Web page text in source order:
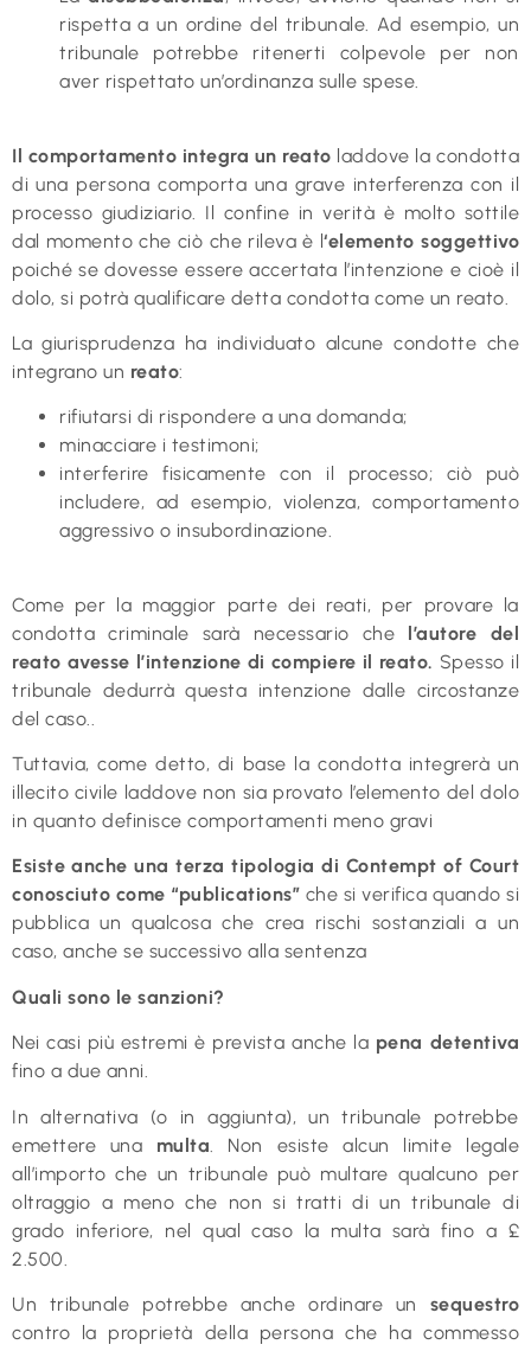
rispetta a un ordine del tribunale. Ad esempio, un
tribunale potrebbe ritenerti colpevole per non
aver rispettato un’ordinanza sulle spese.
Il comportamento integra un reato laddove la condotta
di una persona comporta una grave interferenza con il
processo giudiziario. Il confine in verità è molto sottile
dal momento che ciò che rileva è l‘elemento soggettivo
poiché se dovesse essere accertata l’intenzione e cioè il
dolo, si potrà qualificare detta condotta come un reato.
La giurisprudenza ha individuato alcune condotte che
integrano un reato:
rifiutarsi di rispondere a una domanda;
minacciare i testimoni;
interferire fisicamente con il processo; ciò può
includere, ad esempio, violenza, comportamento
aggressivo o insubordinazione.
Come per la maggior parte dei reati, per provare la
condotta criminale sarà necessario che l’autore del
reato avesse l’intenzione di compiere il reato. Spesso il
tribunale dedurrà questa intenzione dalle circostanze
del caso..
Tuttavia, come detto, di base la condotta integrerà un
illecito civile laddove non sia provato l’elemento del dolo
in quanto definisce comportamenti meno gravi
Esiste anche una terza tipologia di Contempt of Court
conosciuto come “publications” che si verifica quando si
pubblica un qualcosa che crea rischi sostanziali a un
caso, anche se successivo alla sentenza
Quali sono le sanzioni?
Nei casi più estremi è prevista anche la pena detentiva
fino a due anni.
In alternativa (o in aggiunta), un tribunale potrebbe
emettere una multa . Non esiste alcun limite legale
all’importo che un tribunale può multare qualcuno per
oltraggio a meno che non si tratti di un tribunale di
grado inferiore, nel qual caso la multa sarà fino a £
2.500.
Un tribunale potrebbe anche ordinare un sequestro
contro la proprietà della persona che ha commesso